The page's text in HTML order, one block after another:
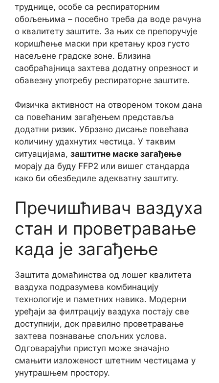
труднице, особе са респираторним
обољењима – посебно треба да воде рачуна
о квалитету заштите. За њих се препоручује
коришћење маски при кретању кроз густо
насељене градске зоне. Близина
саобраћајница захтева додатну опрезност и
обавезну употребу респираторне заштите.
Физичка активност на отвореном током дана
са повећаним загађењем представља
додатни ризик. Убрзано дисање повећава
количину удахнутих честица. У таквим
ситуацијама, заштитне маске загађење
морају да буду FFP2 или вишег стандарда
како би обезбедиле адекватну заштиту.
Пречишћивач ваздуха
стан и проветравање
када је загађење
Заштита домаћинства од лошег квалитета
ваздуха подразумева комбинацију
технологије и паметних навика. Модерни
уређаји за филтрацију ваздуха постају све
доступнији, док правилно проветравање
захтева познавање спољних услова.
Одговарајући приступ може значајно
смањити изложеност штетним честицама у
унутрашњем простору.